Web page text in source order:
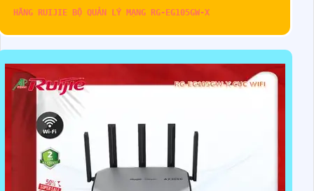
HÃNG RUIJIE BỘ QUẢN LÝ MẠNG RG-EG105GW-X